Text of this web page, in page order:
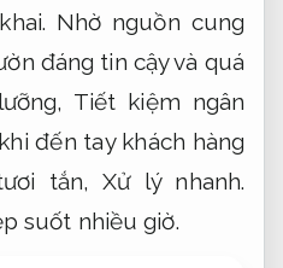
Nhờ nguồn cung
đáng tin cậy và quá
Tiết kiệm ngân
đến tay khách hàng
tắn,Xử lý nhanh.
suốt nhiều giờ.